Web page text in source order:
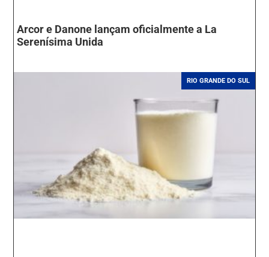
Arcor e Danone lançam oficialmente a La
Serenísima Unida
RIO GRANDE DO SUL